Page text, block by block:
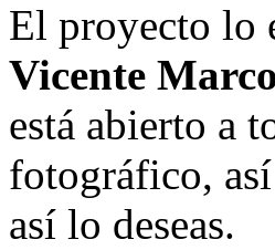
El proyecto lo
Vicente
está abierto a
fotográfico,
así lo deseas.